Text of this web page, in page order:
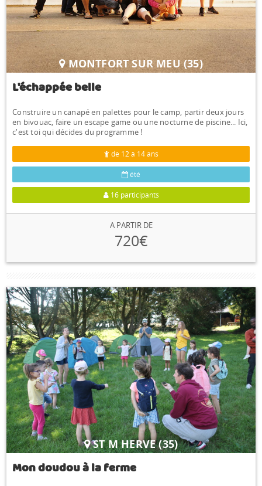
MONTFORT SUR MEU (35)
L'échappée belle
Construire un canapé en palettes pour le camp, partir deux jours
en bivouac, faire un escape game ou une nocturne de piscine... Ici,
c'est toi qui décides du programme !
de 12 à 14 ans
été
16 participants
A PARTIR DE
720€
ST M HERVE (35)
Mon doudou à la ferme